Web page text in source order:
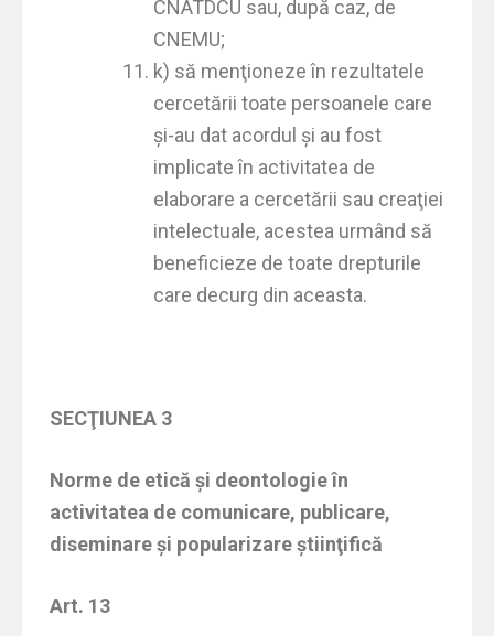
CNATDCU sau, după caz, de
CNEMU;
k) să menţioneze în rezultatele
cercetării toate persoanele care
şi-au dat acordul şi au fost
implicate în activitatea de
elaborare a cercetării sau creaţiei
intelectuale, acestea urmând să
beneficieze de toate drepturile
care decurg din aceasta.
SECŢIUNEA 3
Norme de etică şi deontologie în
activitatea de comunicare, publicare,
diseminare şi popularizare ştiinţifică
Art. 13